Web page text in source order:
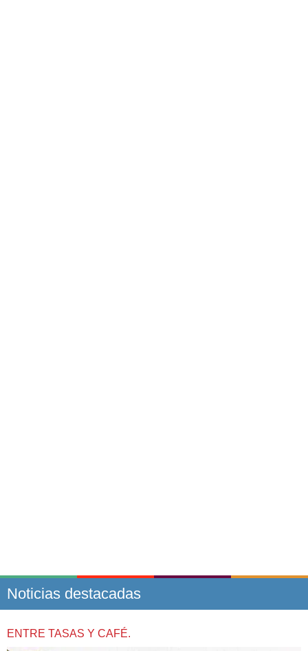
Noticias destacadas
ENTRE TASAS Y CAFÉ.